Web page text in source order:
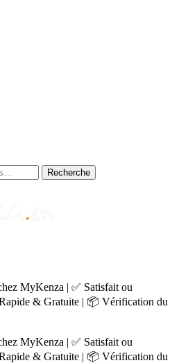
Recherche
MyKenza | ✅ Satisfait ou
& Gratuite | 📦 Vérification du
MyKenza | ✅ Satisfait ou
& Gratuite | 📦 Vérification du